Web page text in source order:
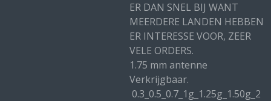
ER DAN SNEL BIJ WANT
MEERDERE LANDEN HEBBEN
ER INTERESSE VOOR, ZEER
VELE ORDERS.
1.75 mm antenne
Verkrijgbaar.
0.3_0.5_0.7_1g_1.25g_1.50g_2